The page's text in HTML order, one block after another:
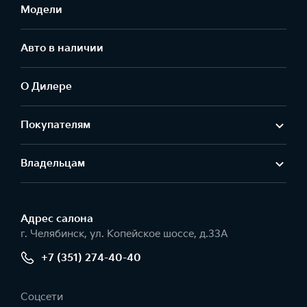
Модели
Авто в наличии
О Дилере
Покупателям
Владельцам
Адрес салонa
г. Челябинск, ул. Копейское шоссе, д.33А
+7 (351) 274-40-40
Соцсети